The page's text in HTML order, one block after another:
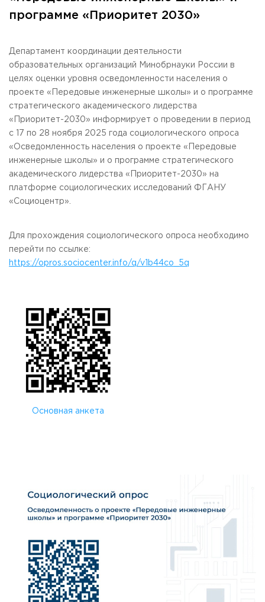
Общежитие / Кампус РГУТИС
Работа с лицами с ОВЗ и инвалидами
Научная деятельность
Дополнительное образование
Федеральный ресурсный центр
Федеральное учебно-методическое объединение в
системе СПО
Профком
Конкурс ППС
Сведения об образовательной организации
АДРЕС
141221, Московская обл.,Городской округ Пушкинский,
ТЕЛЕФОНЫ
+7 (495) 940 83 00
+7 (495) 940 83 58 - Приемная комиссия
obrashenia@rguts.ru
priem@rguts.ru - Приемная комиссия
пн-чт: с 09:00 до 18:00;
пт: с 09:00 до 16:45;
вс: выходной.
программе «Приоритет 2030»
Департамент координации деятельности
образовательных организаций Минобрнауки России в
целях оценки уровня осведомленности населения о
проекте «Передовые инженерные школы» и о программе
стратегического академического лидерства
«Приоритет-2030» информирует о проведении в период
с 17 по 28 ноября 2025 года социологического опроса
«Осведомленность населения о проекте «Передовые
инженерные школы» и о программе стратегического
академического лидерства «Приоритет-2030» на
платформе социологических исследований ФГАНУ
«Социоцентр».
Для прохождения социологического опроса необходимо
перейти по ссылке:
https://opros.sociocenter.info/q/v1b44co_5q
Основная анкета